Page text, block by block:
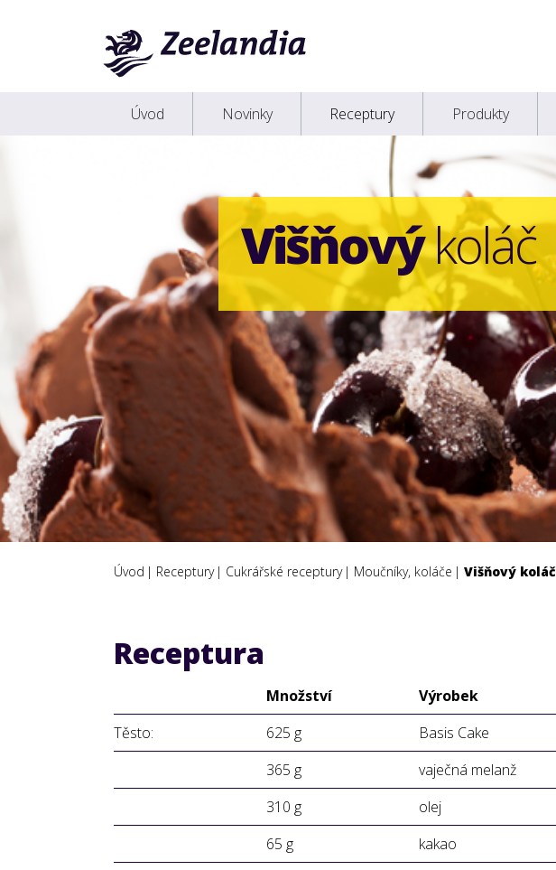
Úvod Novinky Receptury Produkty
Višňovýkoláč
Úvod Receptury Cukrářské receptury Moučníky, koláče Višňový koláč
Receptura
Množství
Výrobek
Těsto:
625 g
Basis Cake
365 g
vaječná melanž
310 g
olej
65 g
kakao